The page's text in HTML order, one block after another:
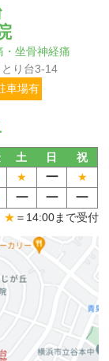
坐骨神経痛
り台3-14
車場有
土 日
祝
★ ー
★
ー ー ー
★ ＝14:00まで受付